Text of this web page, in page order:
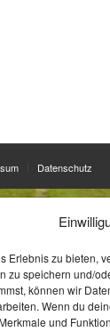
Erlebnis zu bieten,
zu speichern und/
können wir
Wenn du
und
Datenschutz